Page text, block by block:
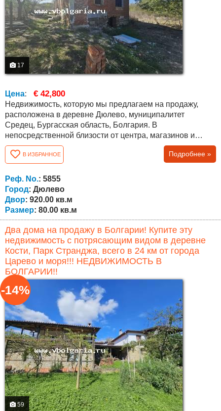
17
Цена: € 42,800
Недвижимость, которую мы предлагаем на продажу,
расположена в деревне Дюлево, муниципалитет
Средец, Бургасская область, Болгария. В
непосредственной близости от центра, магазинов и
библиотеки и общественного клуба, но на очень тихой
улице. Площадь дома составляет 80 кв.м. с
отремонтированной крышей, принадлежащий участок
(УПИ) составляет 920 кв.м. Есть лицевой счет на
электричество и воду. Дом требует ремонта, что дает
вам...
В ИЗБРАННОЕ Подробнее »
Реф. No.: 5855
Город: Дюлево
Двор: 920.00 кв.м
Размер: 80.00 кв.м
Два дома на продажу в Болгарии! Купите эту
недвижимость с потрясающим видом в деревне
Кости, Парк Странджа, всего в 24 км от города
Царево и моря!!! НЕДВИЖИМОСТЬ В
БОЛГАРИИ!!
59
-14%